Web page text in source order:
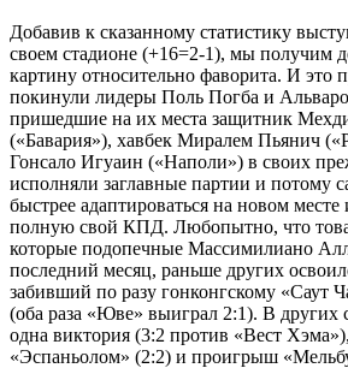
Добавив к сказанному статистику
своем стадионе (+16=2-1), мы получим
картину относительно фаворита. И это
покинули лидеры Поль Погба и
пришедшие на их места защитник
(«Бавария»), хавбек Миралем Пьянич
Гонсало Игуаин («Наполи») в своих
исполняли заглавные партии и потому
быстрее адаптироваться на новом
полную свой КПД. Любопытно, что
которые подопечные Массимилиано
последний месяц, раньше других
забивший по разу гонконгскому «Саут
(оба раза «Юве» выиграл 2:1). В других
одна виктория (3:2 против «Вест
«Эспаньолом» (2:2) и проигрыш